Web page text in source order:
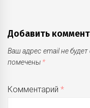
Добавить
Ваш адрес email не будет
помечены *
Комментарий*